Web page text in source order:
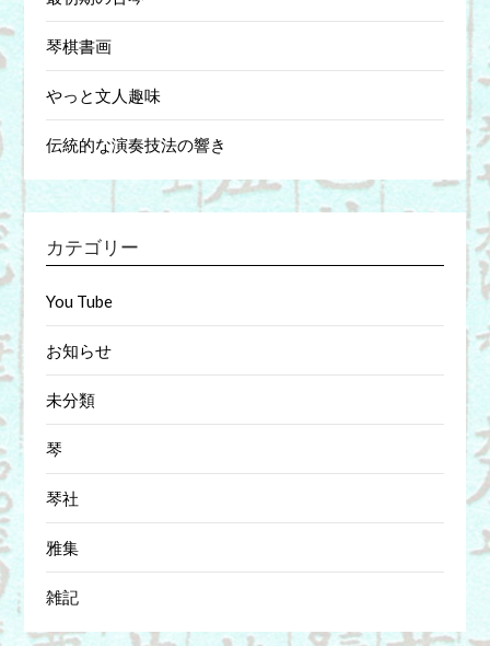
琴棋書画
やっと文人趣味
伝統的な演奏技法の響き
カテゴリー
You Tube
お知らせ
未分類
琴
琴社
雅集
雑記